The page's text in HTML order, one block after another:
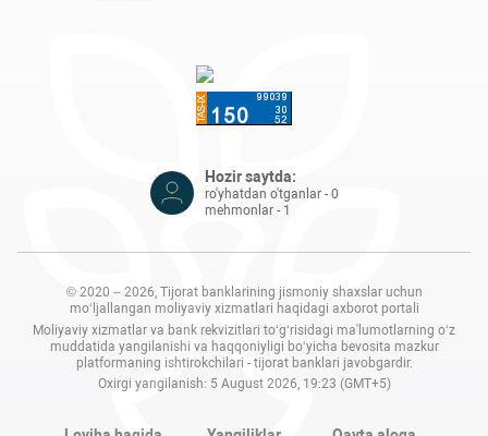
Hozir saytda:
ro'yhatdan o'tganlar - 0
mehmonlar - 1
© 2020 – 2026, Tijorat banklarining jismoniy shaxslar uchun
mo‘ljallangan moliyaviy xizmatlari haqidagi axborot portali
Moliyaviy xizmatlar va bank rekvizitlari to‘g‘risidagi ma'lumotlarning o‘z
muddatida yangilanishi va haqqoniyligi bo‘yicha bevosita mazkur
platformaning ishtirokchilari - tijorat banklari javobgardir.
Oxirgi yangilanish: 5 August 2026, 19:23 (GMT+5)